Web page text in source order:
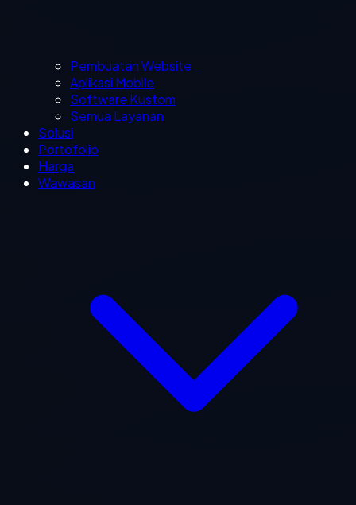
Pembuatan Website
Aplikasi Mobile
Software Kustom
Semua Layanan
Solusi
Portofolio
Harga
Wawasan